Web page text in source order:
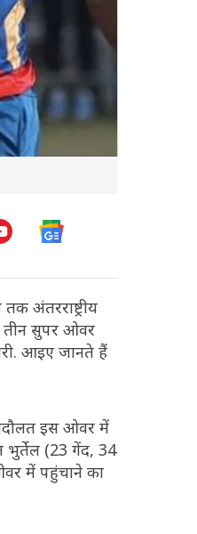
अंतरराष्ट्रीय
तीन सुपर ओवर
आइए जानते हैं
इस ओवर में
भुर्तेल (23 गेंद, 34
में पहुंचाने का